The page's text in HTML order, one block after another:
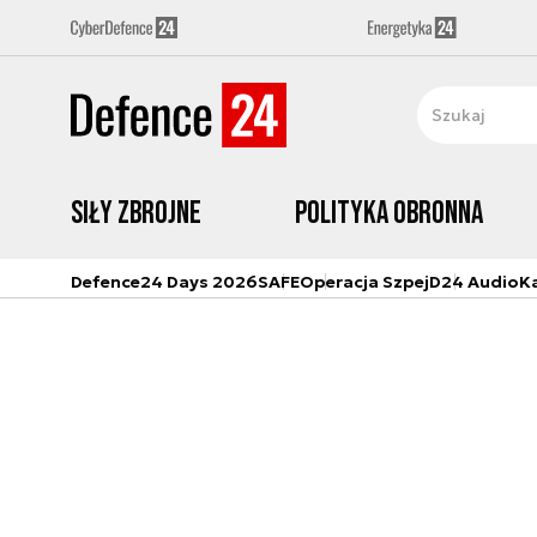
Siły zbrojne Polityka obronna
Defence24 Days 2026SAFEOperacja SzpejD24 Audio